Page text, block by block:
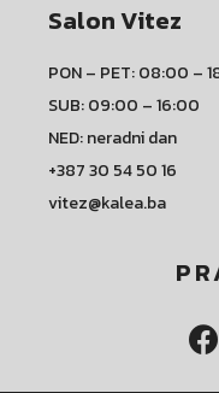
Salon Vitez
PON – PET: 08:00 –
SUB: 09:00 – 16:00
NED: neradni dan
+387 30 54 50 16
vitez@kalea.ba